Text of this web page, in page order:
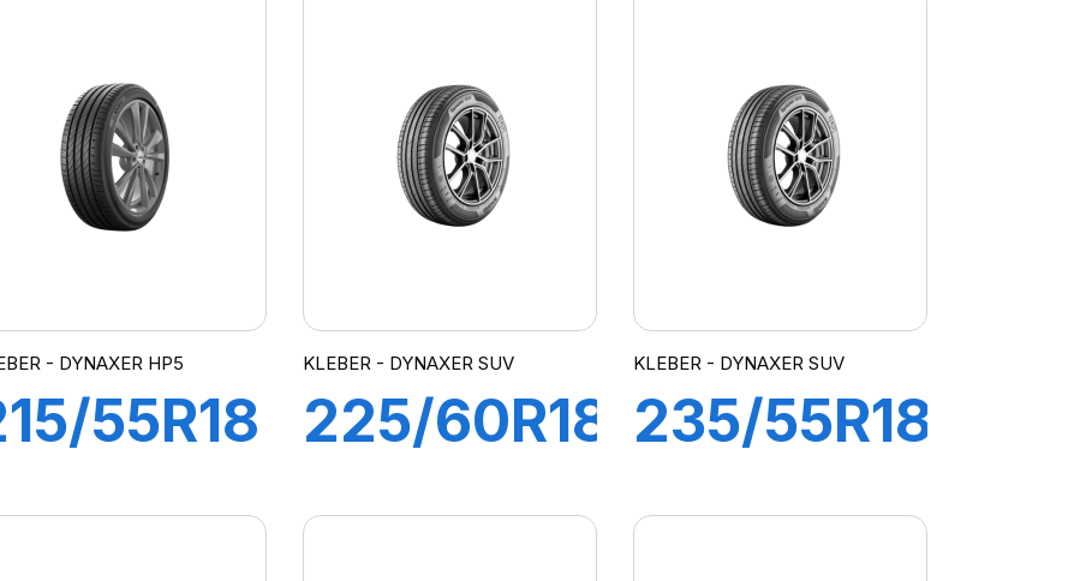
HP5 SUV
HP5 SUV
HP5 SUV
- DYNAXER HP5
55R18
KLEBER - DYNAXER SUV
225/60R18
KLEBER - DYNAXER SUV
235/55R18